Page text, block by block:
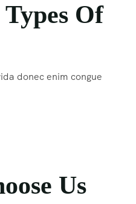
Of
donec enim congue
Us